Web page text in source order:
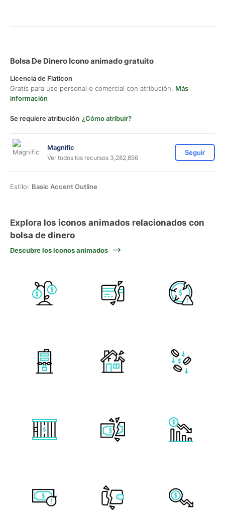
Bolsa De Dinero Icono animado gratuito
Licencia de Flaticon
Gratis para uso personal o comercial con atribución. Más
información
Se requiere atribución ¿Cómo atribuir?
Magnific
Ver todos los recursos 3,282,856
Seguir
Estilo: Basic Accent Outline
Explora los iconos animados relacionados con
bolsa de dinero
Descubre los iconos animados